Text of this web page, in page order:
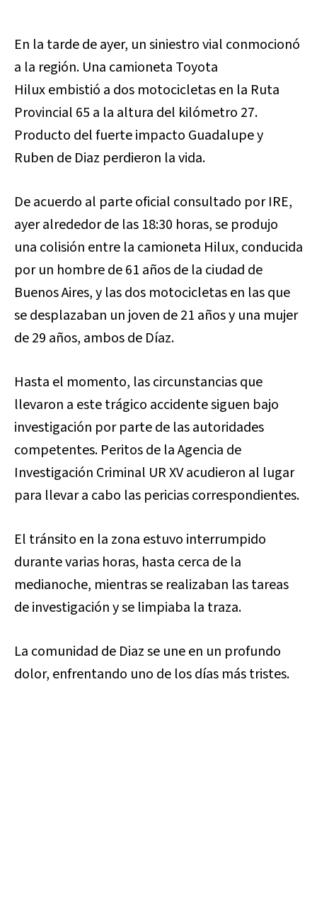
En la tarde de ayer, un siniestro vial conmocionó
a la región. Una camioneta Toyota
Hilux embistió a dos motocicletas en la Ruta
Provincial 65 a la altura del kilómetro 27.
Producto del fuerte impacto Guadalupe y
Ruben de Diaz perdieron la vida.
De acuerdo al parte oficial consultado por IRE,
ayer alrededor de las 18:30 horas, se produjo
una colisión entre la camioneta Hilux, conducida
por un hombre de 61 años de la ciudad de
Buenos Aires, y las dos motocicletas en las que
se desplazaban un joven de 21 años y una mujer
de 29 años, ambos de Díaz.
Hasta el momento, las circunstancias que
llevaron a este trágico accidente siguen bajo
investigación por parte de las autoridades
competentes. Peritos de la Agencia de
Investigación Criminal UR XV acudieron al lugar
para llevar a cabo las pericias correspondientes.
El tránsito en la zona estuvo interrumpido
durante varias horas, hasta cerca de la
medianoche, mientras se realizaban las tareas
de investigación y se limpiaba la traza.
La comunidad de Diaz se une en un profundo
dolor, enfrentando uno de los días más tristes.